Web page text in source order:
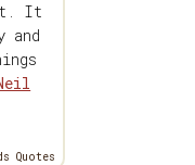
It
and
Quotes